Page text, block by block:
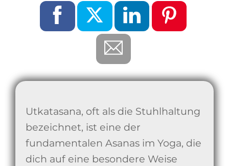
Utkatasana, oft als die Stuhlhaltung
bezeichnet, ist eine der
fundamentalen Asanas im Yoga, die
dich auf eine besondere Weise